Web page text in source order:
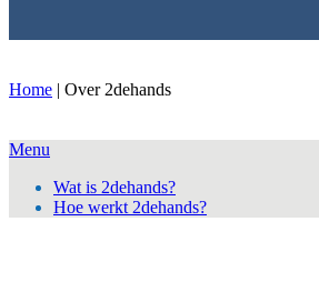
Home | Over 2dehands
Menu
Wat is 2dehands?
Hoe werkt 2dehands?